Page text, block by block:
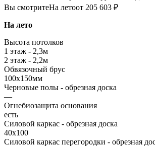
Вы смотритеНа летоот 205 603 ₽
На лето
Высота потолков
1 этаж - 2,3м
2 этаж - 2,2м
Обвязочный брус
100х150мм
Черновые полы - обрезная доска
—
Огнебиозащита основания
есть
Силовой каркас - обрезная доска
40х100
Силовой каркас перегородки - обрезная